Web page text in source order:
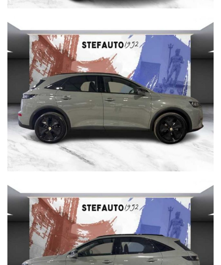
Per info su questa vettura contattare
DS STORE BOLOGNA
VIA BOVI CAMPEGGI, 4 40131 BOLOGNA
Tel. 051 551701
marketing@dsbologna.it
WWW.DSBOLOGNA.IT
DS BOLOGNA declina ogni responsabilità per eventuali non
conformità relative ad equipaggiamento, omologazioni anti
inquinamento, accessori, ecc. pubblicate nei diversi portali. Dette
informazioni che non rappresentano in alcun modo un impegno
contrattuale in quanto non ci è possibile intervenire su eventuali
errori di stampa.